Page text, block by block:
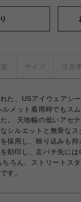
サイズ 注意
た、USアイウェアシ
メット着用時でもス
。 天地幅の低いアセ
シルエットと無骨な
採用し、映り込みも
刻印し、左バチ先に
ろん、ストリートス
す。